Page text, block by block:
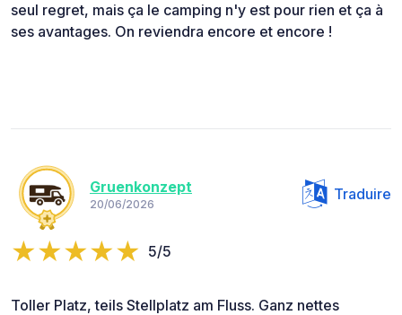
seul regret, mais ça le camping n'y est pour rien et ça à
ses avantages. On reviendra encore et encore !
Gruenkonzept
20/06/2026
Traduire
5/5
Toller Platz, teils Stellplatz am Fluss. Ganz nettes